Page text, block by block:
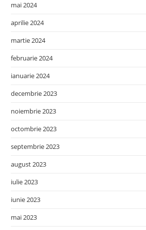
mai 2024
aprilie 2024
martie 2024
februarie 2024
ianuarie 2024
decembrie 2023
noiembrie 2023
octombrie 2023
septembrie 2023
august 2023
iulie 2023
iunie 2023
mai 2023